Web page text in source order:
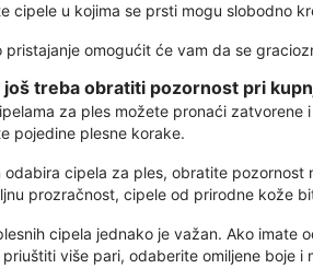
cipele u kojima se prsti mogu slobodno
pristajanje omogućit će vam da se
još treba obratiti pozornost pri
za ples možete pronaći
pojedine plesne korake.
odabira cipela za ples, obratite
prozračnost, cipele od prirodne kože
cipela jednako je važan. Ako imate
više pari, odaberite omiljene boje i